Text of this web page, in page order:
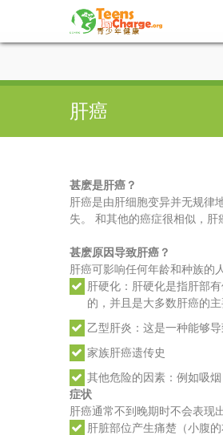
肝癌
甚麽是肝癌？
肝癌是由肝细胞变异并无规律
失。 和其他的癌症很相似，肝
甚麽原因导致肝癌？
肝癌可影响任何年龄和种族的
肝硬化：肝硬化是指肝部
的，并且是大多数肝癌的主
乙型肝炎：这是一种能够
家族肝癌遗传史
其他危险的因素：例如吸
症状
肝癌通常不到晚期时不会表现
肝脏部位产生痛楚（小腹的